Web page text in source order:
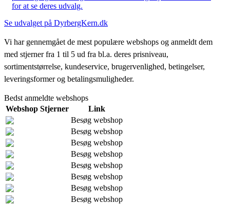
for at se deres udvalg.
Se udvalget på DyrbergKern.dk
Vi har gennemgået de mest populære webshops og anmeldt dem
med stjerner fra 1 til 5 ud fra bl.a. deres prisniveau,
sortimentstørrelse, kundeservice, brugervenlighed, betingelser,
leveringsformer og betalingsmuligheder.
Bedst anmeldte webshops
Webshop Stjerner
Link
Besøg webshop
Besøg webshop
Besøg webshop
Besøg webshop
Besøg webshop
Besøg webshop
Besøg webshop
Besøg webshop